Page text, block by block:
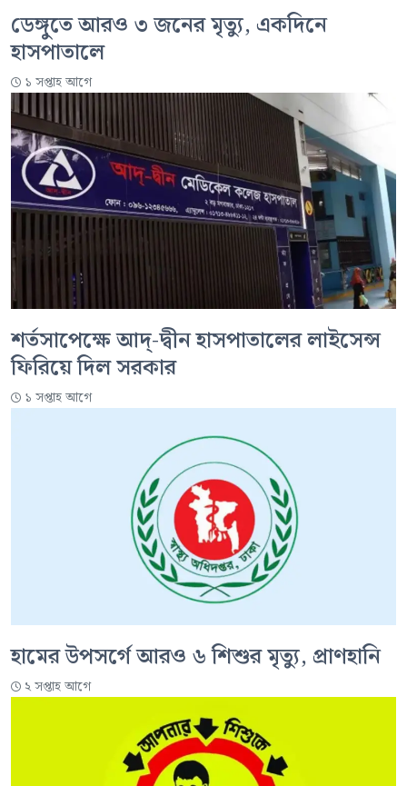
ডেঙ্গুতে আরও ৩ জনের মৃত্যু, একদিনে
হাসপাতালে
১ সপ্তাহ আগে
শর্তসাপেক্ষে আদ্-দ্বীন হাসপাতালের লাইসেন্স
ফিরিয়ে দিল সরকার
১ সপ্তাহ আগে
হামের উপসর্গে আরও ৬ শিশুর মৃত্যু, প্রাণহানি
২ সপ্তাহ আগে